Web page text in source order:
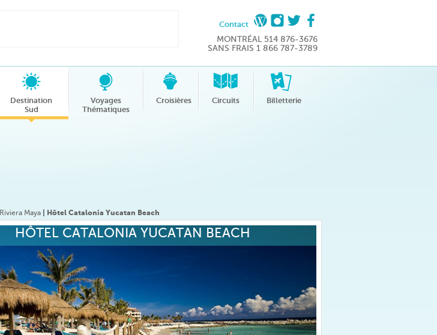
Contact
MONTRÉAL 514 876-3676
SANS FRAIS 1 866 787-3789
Destination
Sud
Voyages
Thématiques
Croisières Circuits Billetterie
Riviera Maya | Hôtel Catalonia Yucatan Beach
HÔTEL CATALONIA YUCATAN BEACH